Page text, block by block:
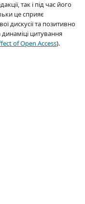
так і під час його
це сприяє
дискусії та позитивно
динаміці цитування
of Open Access).